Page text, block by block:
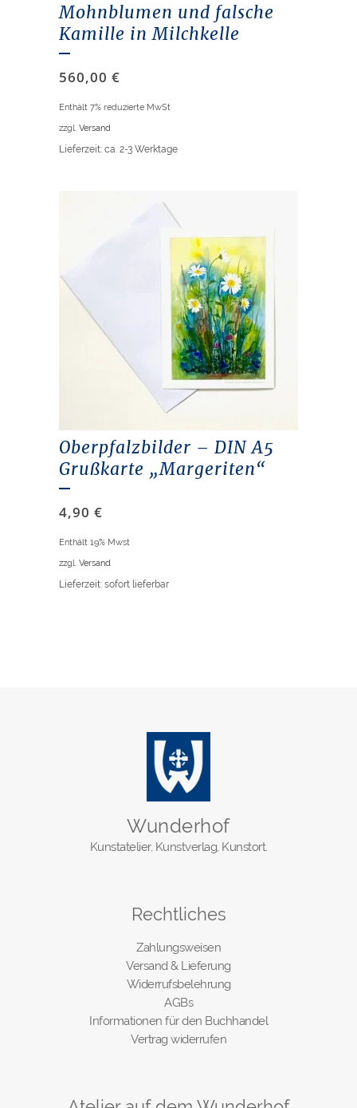
Mohnblumen und falsche
Kamille in Milchkelle
560,00 €
Enthält 7% reduzierte MwSt
zzgl. Versand
Lieferzeit: ca. 2-3 Werktage
Oberpfalzbilder – DIN A5
Grußkarte „Margeriten“
4,90 €
Enthält 19% Mwst
zzgl. Versand
Lieferzeit: sofort lieferbar
Wunderhof
Kunstatelier, Kunstverlag, Kunstort.
Rechtliches
Zahlungsweisen
Versand & Lieferung
Widerrufsbelehrung
AGBs
Informationen für den Buchhandel
Vertrag widerrufen